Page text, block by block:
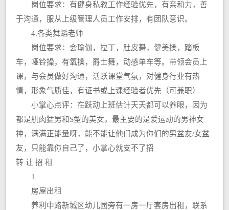
岗位要求：有健身私教工作经验优先，有亲和力，善
于沟通，服从上级管理人员工作安排，有团队意识。
4.各类舞蹈老师
岗位要求：会瑜伽，拉丁，肚皮舞，健美操，踏板
车，哑铃操，有氧操，爵士舞，动感单车等。带领会员上
课，与会员做好沟通，活跃课堂气氛，对健身行业有热
情，形象气质佳，有证书或上课经验者优先（可兼职）
小掌心点评：在跃动上班估计天天都可以养眼，因为
都是肌肉猛男和S型的美女，最主要的是爱运动的男神女
神，满满正能量呀，能不能让他们成为你们的男盆友/女盆
友，只能靠你自己了，小掌心就支不了招
转 让 招 租
1
房屋出租
养利中路新城区幼儿园旁有一房一厅套房出租，联系